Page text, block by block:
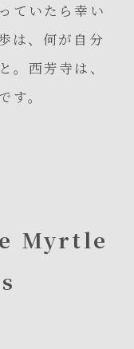
ていたら幸い
は、何が自分
。西芳寺は、
す。
Myrtle